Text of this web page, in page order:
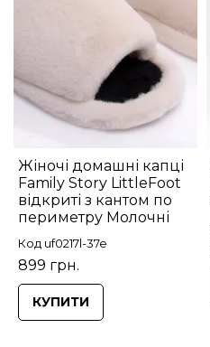
Жіночі домашні капці
Family Story LittleFoot
відкриті з кантом по
периметру Молочні
Код uf0217l-37e
899 грн.
КУПИТИ